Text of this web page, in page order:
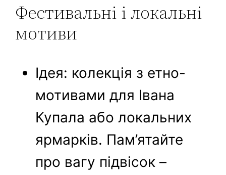
Фестивальні і локальні
мотиви
Ідея: колекція з етно-
мотивами для Івана
Купала або локальних
ярмарків. Пам’ятайте
про вагу підвісок –